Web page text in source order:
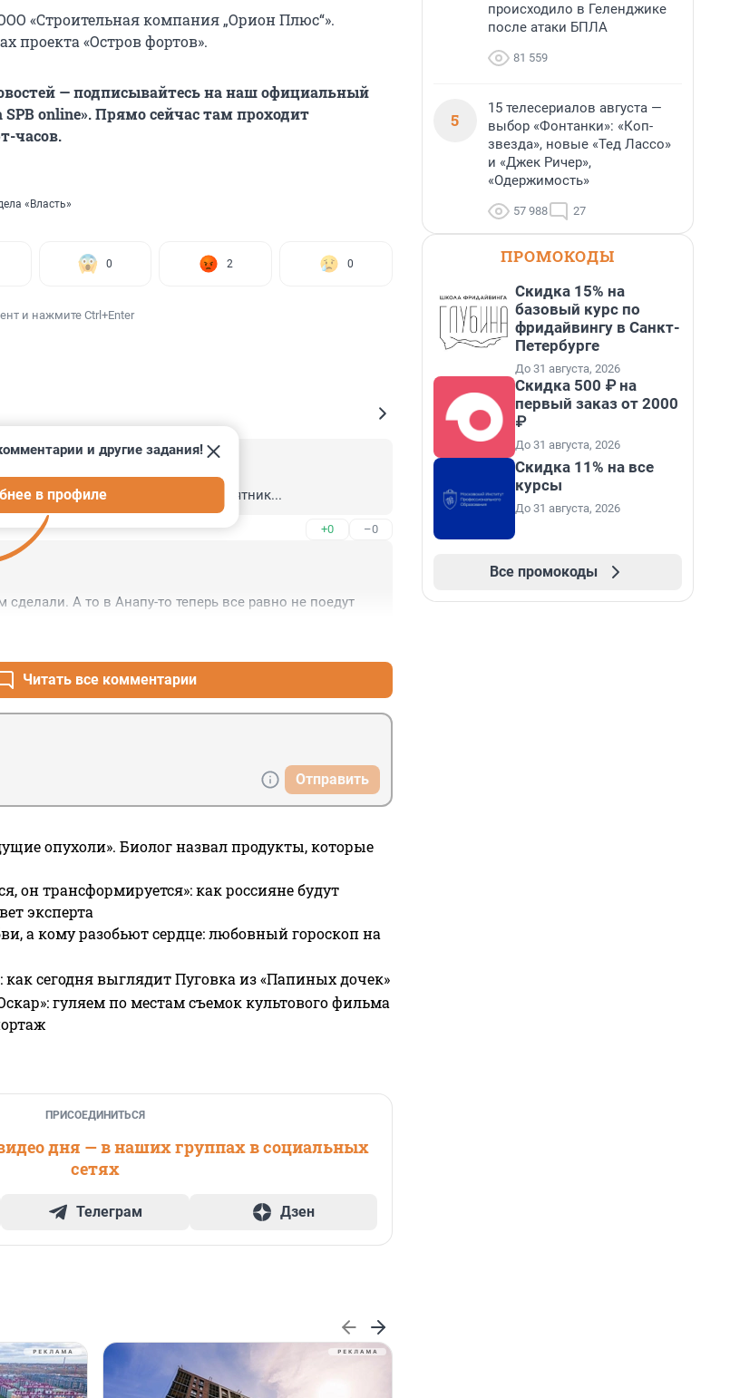
«Строительная компания „Орион Плюс“».
проекта «Остров фортов».
— подписывайтесь на наш официальный
online». Прямо сейчас там проходит
часов.
«Власть»
0 2 0
и нажмите Ctrl+Enter
ксении Героя труда и памятник...
+0 –0
и другие задания!
в профиле
А то в Анапу-то теперь все равно не поедут
Читать все комментарии
Отправить
опухоли». Биолог назвал продукты, которые
он трансформируется»: как россияне будут
эксперта
а кому разобьют сердце: любовный гороскоп на
как сегодня выглядит Пуговка из «Папиных дочек»
гуляем по местам съемок культового фильма
ПРИСОЕДИНИТЬСЯ
дня — в наших группах в социальных
сетях
Телеграм Дзен
происходило в Геленджике
после атаки БПЛА
81 559
5
15 телесериалов августа —
выбор «Фонтанки»: «Коп-
звезда», новые «Тед Лассо»
и «Джек Ричер»,
«Одержимость»
57 988 27
ПРОМОКОДЫ
Скидка 15% на
базовый курс по
фридайвингу в Санкт-
Петербурге
До 31 августа, 2026
Скидка 500 ₽ на
первый заказ от 2000
₽
До 31 августа, 2026
Скидка 11% на все
курсы
До 31 августа, 2026
Все промокоды